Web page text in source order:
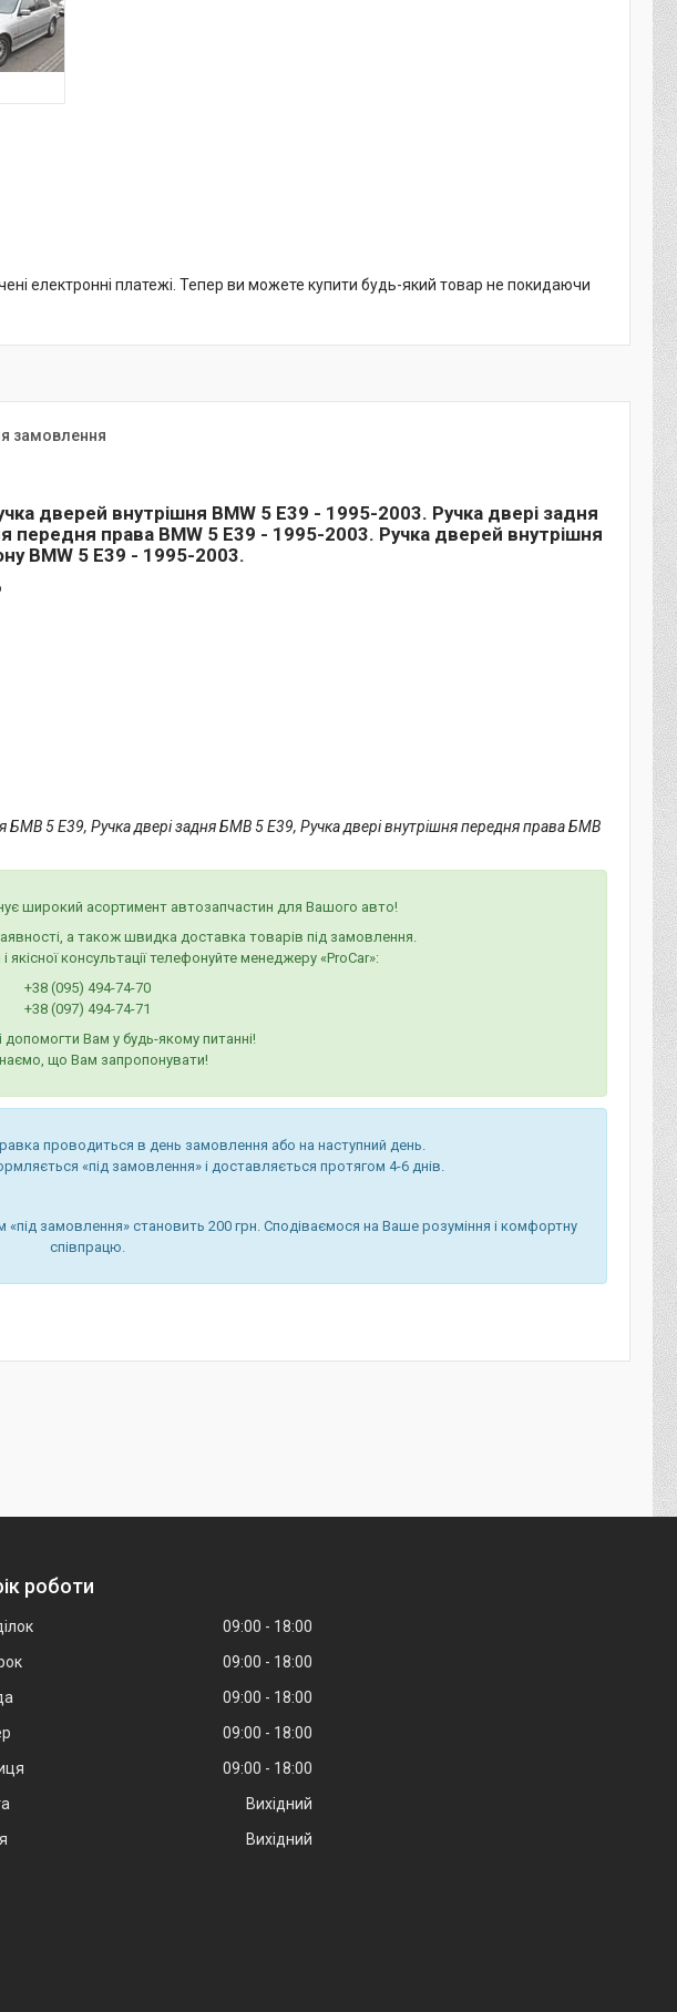
електронні платежі. Тепер ви можете купити будь-який товар не покидаючи
замовлення
дверей внутрішня BMW 5 E39 - 1995-2003. Ручка двері задня
передня права BMW 5 E39 - 1995-2003. Ручка дверей внутрішня
BMW 5 E39 - 1995-2003.
БМВ 5 Е39, Ручка двері задня БМВ 5 Е39, Ручка двері внутрішня передня права БМВ
широкий асортимент автозапчастин для Вашого авто!
а також швидка доставка товарів під замовлення.
консультації телефонуйте менеджеру «ProCar»:
+38 (095) 494-74-70
+38 (097) 494-74-71
допомогти Вам у будь-якому питанні!
що Вам запропонувати!
проводиться в день замовлення або на наступний день.
«під замовлення» і доставляється протягом 4-6 днів.
замовлення» становить 200 грн. Сподіваємося на Ваше розуміння і комфортну
співпрацю.
роботи
09:00
18:00
09:00
18:00
09:00
18:00
09:00
18:00
09:00
18:00
Вихідний
Вихідний